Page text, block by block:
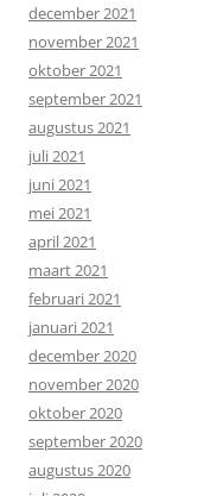
december 2021
november 2021
oktober 2021
september 2021
augustus 2021
juli 2021
juni 2021
mei 2021
april 2021
maart 2021
februari 2021
januari 2021
december 2020
november 2020
oktober 2020
september 2020
augustus 2020